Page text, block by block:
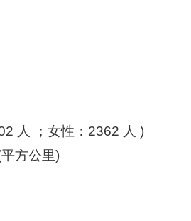
；女性：2362 人 )
方公里)